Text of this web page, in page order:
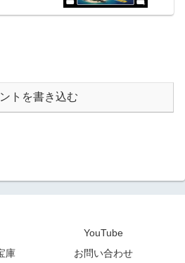
トを書き込む
YouTube
庫
お問い合わせ